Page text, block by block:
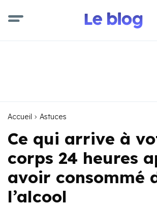
Accueil Astuces
Ce qui arrive à
corps 24 heures
avoir consommé
l’alcool